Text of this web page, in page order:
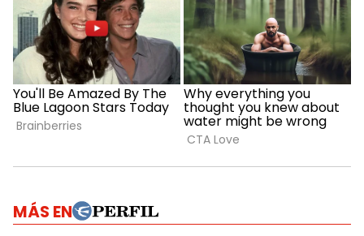
MÁS EN